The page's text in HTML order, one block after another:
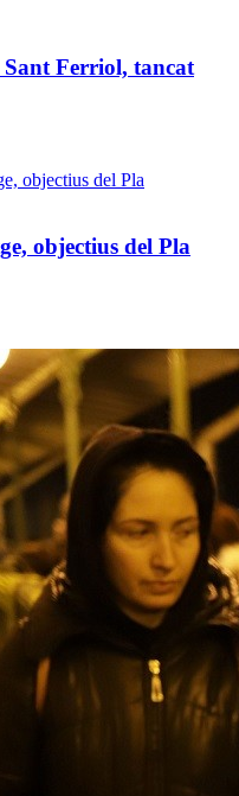
Ferriol, tancat
objectius del Pla